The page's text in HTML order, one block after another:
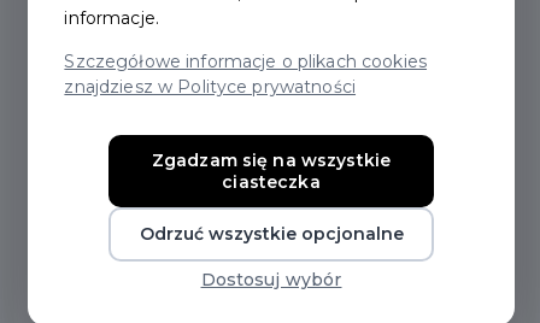
DLA NAJMŁODSZYCH
W Pruszczu Gdańskim sportowe zmagania
18 czerwca 2025 r., w Zespole Szkół
Ogólnokształcących nr 1 odbyła się kolejna edycja
Olimpiady Sportowej Przedszkolaka "W zdrowym
ciele zdrowy duch" – tym razem skierowana do
najmłodszych dzieci. Celem wydarzenia jest
informacje.
Szczegółowe informacje o plikach cookies
znajdziesz w Polityce prywatności
Zgadzam się na wszystkie
ciasteczka
Odrzuć wszystkie opcjonalne
Dostosuj wybór